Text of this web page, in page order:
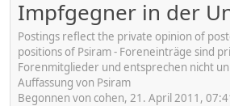
Impfgegner in der
Postings reflect the private opinion of
positions of Psiram - Foreneinträge sind
Forenmitglieder und entsprechen nicht
Auffassung von Psiram
Begonnen von cohen, 21. April 2011,